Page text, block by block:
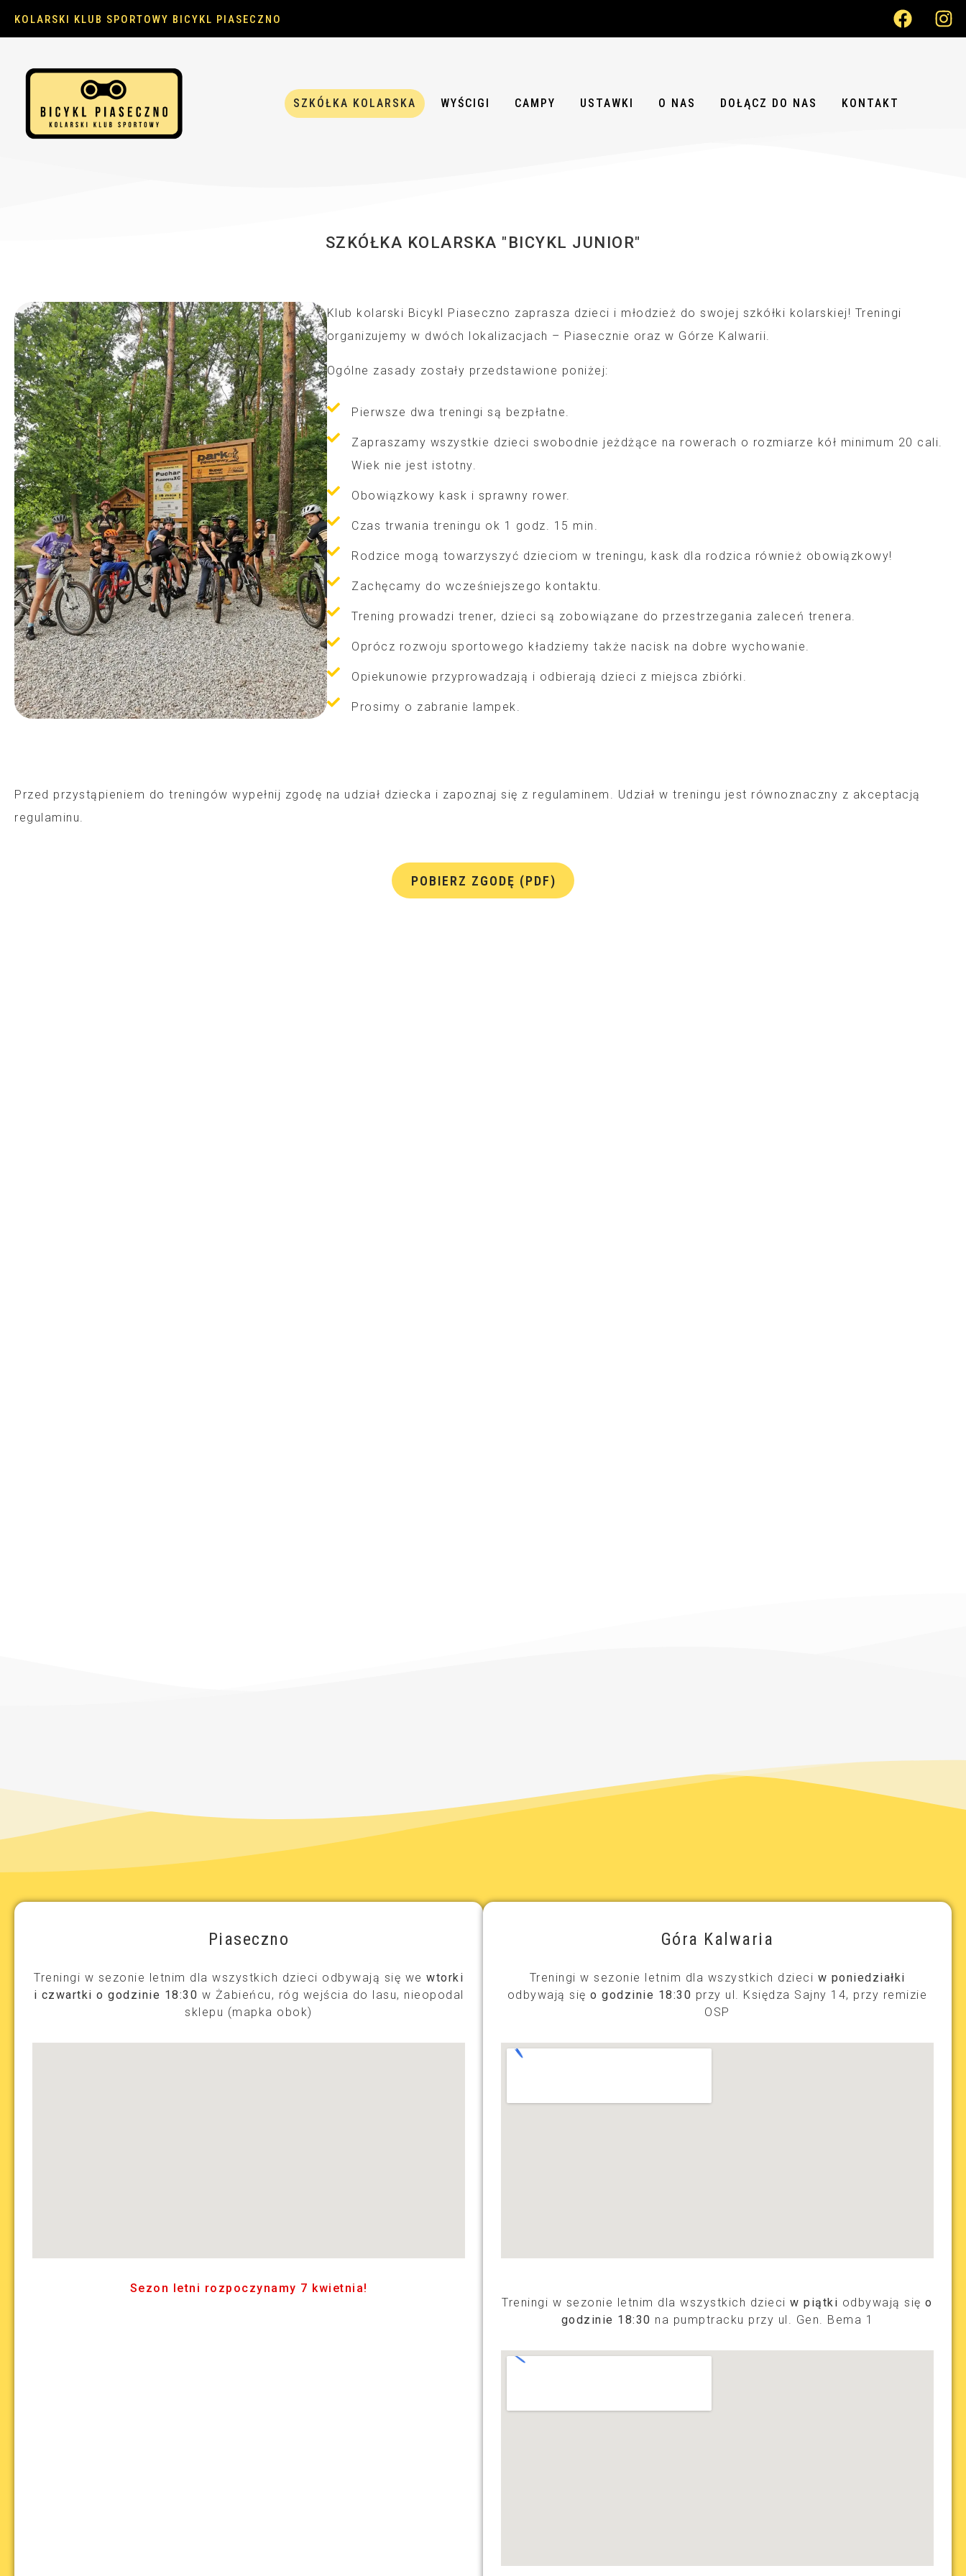
KOLARSKI KLUB SPORTOWY BICYKL PIASECZNO
SZKÓŁKA KOLARSKA WYŚCIGI CAMPY USTAWKI O NAS DOŁĄCZ DO NAS KONTAKT
SZKÓŁKA KOLARSKA "BICYKL JUNIOR"
Klub kolarski Bicykl Piaseczno zaprasza dzieci i młodzież do swojej szkółki kolarskiej! Treningi
organizujemy w dwóch lokalizacjach – Piasecznie oraz w Górze Kalwarii.
Ogólne zasady zostały przedstawione poniżej:
Pierwsze dwa treningi są bezpłatne.
Zapraszamy wszystkie dzieci swobodnie jeżdżące na rowerach o rozmiarze kół minimum 20 cali.
Wiek nie jest istotny.
Obowiązkowy kask i sprawny rower.
Czas trwania treningu ok 1 godz. 15 min.
Rodzice mogą towarzyszyć dzieciom w treningu, kask dla rodzica również obowiązkowy!
Zachęcamy do wcześniejszego kontaktu.
Trening prowadzi trener, dzieci są zobowiązane do przestrzegania zaleceń trenera.
Oprócz rozwoju sportowego kładziemy także nacisk na dobre wychowanie.
Opiekunowie przyprowadzają i odbierają dzieci z miejsca zbiórki.
Prosimy o zabranie lampek.
Przed przystąpieniem do treningów wypełnij zgodę na udział dziecka i zapoznaj się z regulaminem. Udział w treningu jest równoznaczny z akceptacją
regulaminu.
POBIERZ ZGODĘ (PDF)
Piaseczno
Treningi w sezonie letnim dla wszystkich dzieci odbywają się we wtorki
i czwartki o godzinie 18:30 w Żabieńcu, róg wejścia do lasu, nieopodal
sklepu (mapka obok)
Sezon letni rozpoczynamy 7 kwietnia!
Góra Kalwaria
Treningi w sezonie letnim dla wszystkich dzieci w poniedziałki
odbywają sięo godzinie 18:30 przy ul. Księdza Sajny 14, przy remizie
OSP
Treningi w sezonie letnim dla wszystkich dzieciw piątki odbywają sięo
godzinie 18:30 na pumptracku przy ul. Gen. Bema 1